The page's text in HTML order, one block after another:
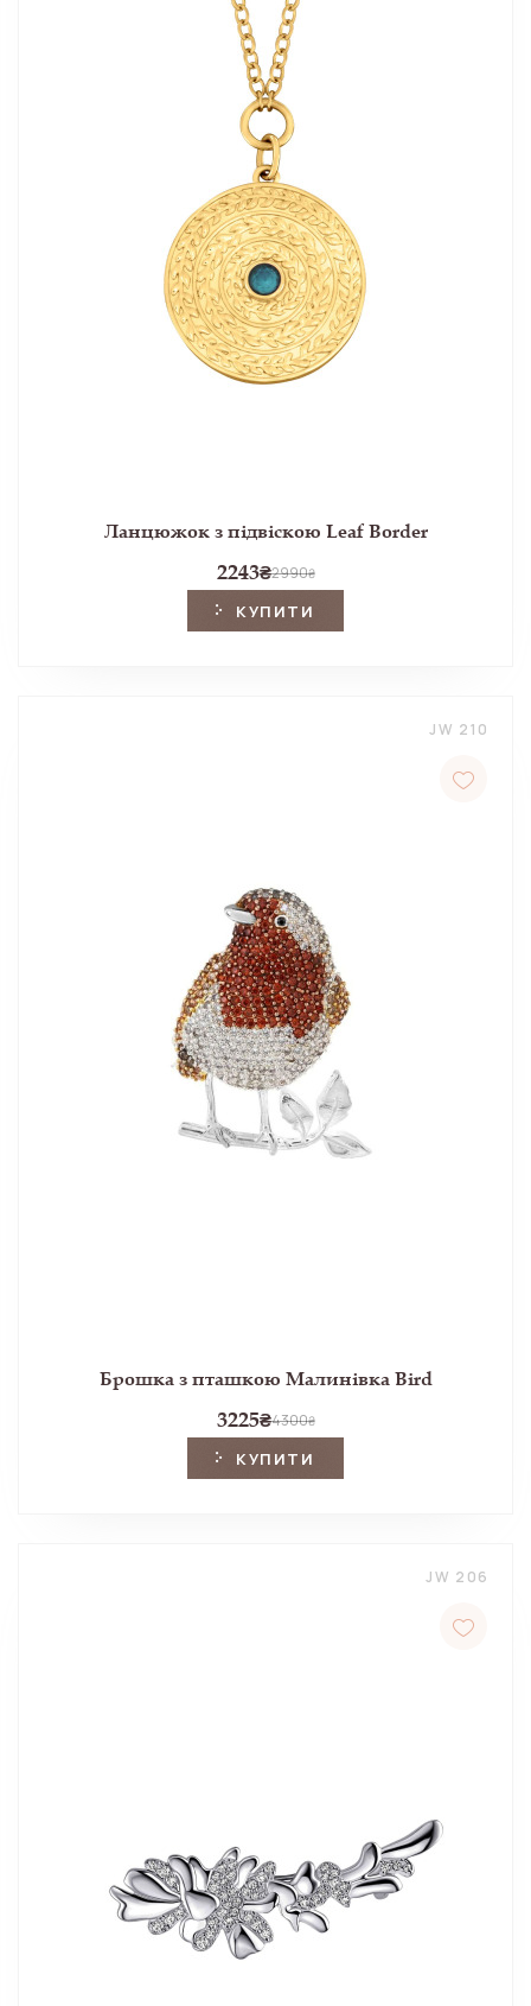
Ланцюжок з підвіскою Leaf Border
2243₴2990₴
КУПИТИ
JW 210
Брошка з пташкою Малинівка Bird
3225₴4300₴
КУПИТИ
JW 206